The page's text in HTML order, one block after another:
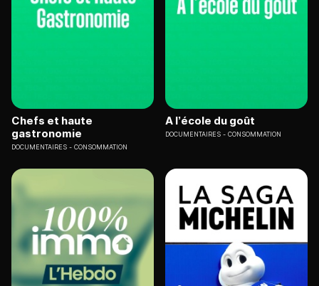
Chefs et haute
gastronomie
DOCUMENTAIRES CONSOMMATION
A l’école du goût
DOCUMENTAIRES CONSOMMATION